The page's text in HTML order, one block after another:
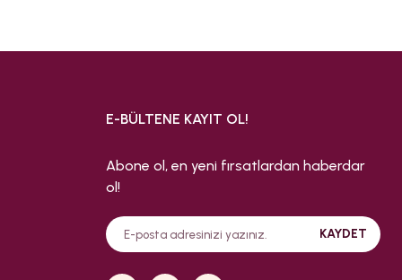
E-BÜLTENE KAYIT OL!
Abone ol, en yeni fırsatlardan haberdar
ol!
KAYDET